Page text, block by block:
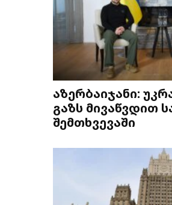
აზერბაიჯანი:
გაზს მივაწვდით
შემთხვევაში